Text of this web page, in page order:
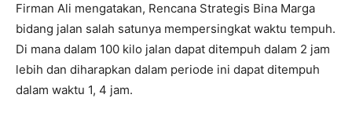
Firman Ali mengatakan, Rencana Strategis Bina Marga
bidang jalan salah satunya mempersingkat waktu tempuh.
Di mana dalam 100 kilo jalan dapat ditempuh dalam 2 jam
lebih dan diharapkan dalam periode ini dapat ditempuh
dalam waktu 1, 4 jam.